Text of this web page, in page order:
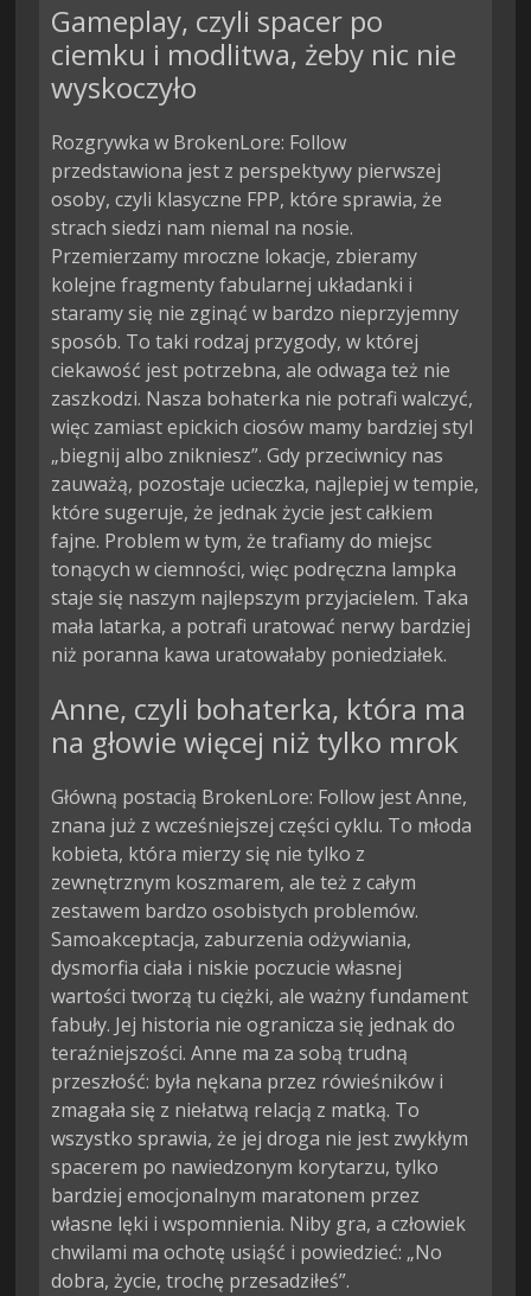
Gameplay, czyli spacer po
ciemku i modlitwa, żeby nic nie
wyskoczyło
Rozgrywka w BrokenLore: Follow
przedstawiona jest z perspektywy pierwszej
osoby, czyli klasyczne FPP, które sprawia, że
strach siedzi nam niemal na nosie.
Przemierzamy mroczne lokacje, zbieramy
kolejne fragmenty fabularnej układanki i
staramy się nie zginąć w bardzo nieprzyjemny
sposób. To taki rodzaj przygody, w której
ciekawość jest potrzebna, ale odwaga też nie
zaszkodzi. Nasza bohaterka nie potrafi walczyć,
więc zamiast epickich ciosów mamy bardziej styl
„biegnij albo znikniesz”. Gdy przeciwnicy nas
zauważą, pozostaje ucieczka, najlepiej w tempie,
które sugeruje, że jednak życie jest całkiem
fajne. Problem w tym, że trafiamy do miejsc
tonących w ciemności, więc podręczna lampka
staje się naszym najlepszym przyjacielem. Taka
mała latarka, a potrafi uratować nerwy bardziej
niż poranna kawa uratowałaby poniedziałek.
Anne, czyli bohaterka, która ma
na głowie więcej niż tylko mrok
Główną postacią BrokenLore: Follow jest Anne,
znana już z wcześniejszej części cyklu. To młoda
kobieta, która mierzy się nie tylko z
zewnętrznym koszmarem, ale też z całym
zestawem bardzo osobistych problemów.
Samoakceptacja, zaburzenia odżywiania,
dysmorfia ciała i niskie poczucie własnej
wartości tworzą tu ciężki, ale ważny fundament
fabuły. Jej historia nie ogranicza się jednak do
teraźniejszości. Anne ma za sobą trudną
przeszłość: była nękana przez rówieśników i
zmagała się z niełatwą relacją z matką. To
wszystko sprawia, że jej droga nie jest zwykłym
spacerem po nawiedzonym korytarzu, tylko
bardziej emocjonalnym maratonem przez
własne lęki i wspomnienia. Niby gra, a człowiek
chwilami ma ochotę usiąść i powiedzieć: „No
dobra, życie, trochę przesadziłeś”.